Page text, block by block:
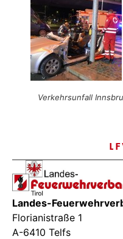
Verkehrsunfall
Landes-
Florianistraße 1
A-6410 Telfs